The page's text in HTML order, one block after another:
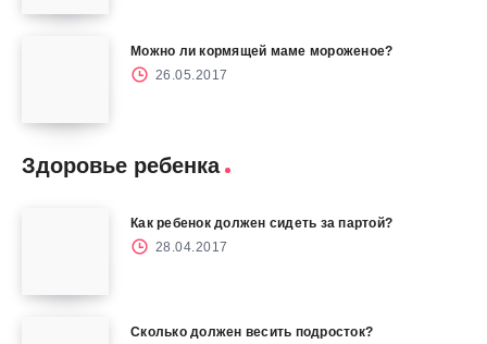
Можно ли кормящей маме мороженое?
26.05.2017
Здоровье ребенка
Как ребенок должен сидеть за партой?
28.04.2017
Сколько должен весить подросток?